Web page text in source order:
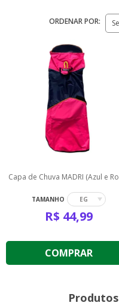
ORDENAR POR:
Capa de Chuva MADRI (Azul e
TAMANHO EG
R$ 44,99
COMPRAR